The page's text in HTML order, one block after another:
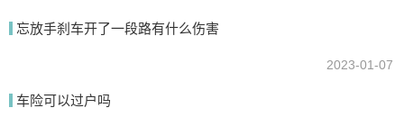
忘放手刹车开了一段路有什么伤害
2023-01-07
车险可以过户吗